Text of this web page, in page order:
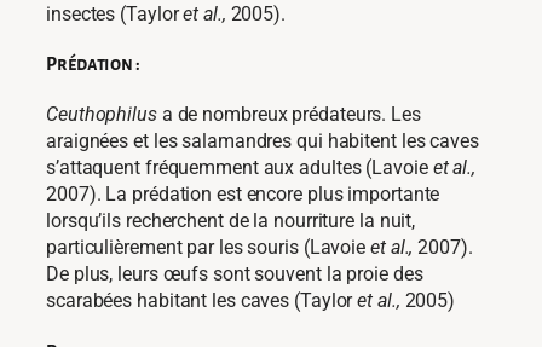
insectes (Tayloret al., 2005).
Prédation :
Ceuthophilus a de nombreux prédateurs. Les
araignées et les salamandres qui habitent les caves
s’attaquent fréquemment aux adultes (Lavoie et al.,
2007). La prédation est encore plus importante
lorsqu’ils recherchent de la nourriture la nuit,
particulièrement par les souris (Lavoie et al., 2007).
De plus, leurs œufs sont souvent la proie des
scarabées habitant les caves (Tayloret al., 2005)